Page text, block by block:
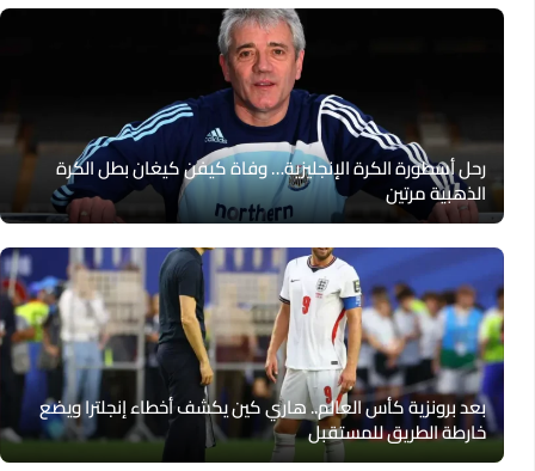
رحل أسطورة الكرة الإنجليزية… وفاة كيفن كيغان بطل الكرة
الذهبية مرتين
بعد برونزية كأس العالم.. هاري كين يكشف أخطاء إنجلترا ويضع
خارطة الطريق للمستقبل